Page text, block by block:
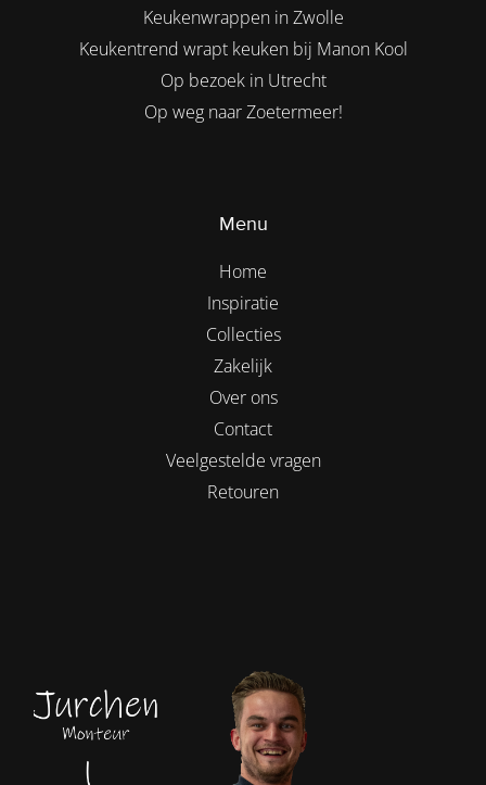
Keukenwrappen in Zwolle
Keukentrend wrapt keuken bij Manon Kool
Op bezoek in Utrecht
Op weg naar Zoetermeer!
Menu
Home
Inspiratie
Collecties
Zakelijk
Over ons
Contact
Veelgestelde vragen
Retouren